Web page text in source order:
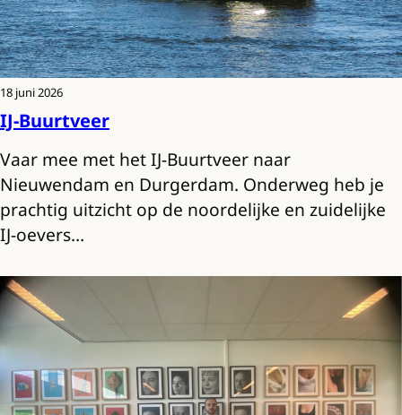
18 juni 2026
IJ-Buurtveer
Vaar mee met het IJ-Buurtveer naar
Nieuwendam en Durgerdam. Onderweg heb je
prachtig uitzicht op de noordelijke en zuidelijke
IJ-oevers…